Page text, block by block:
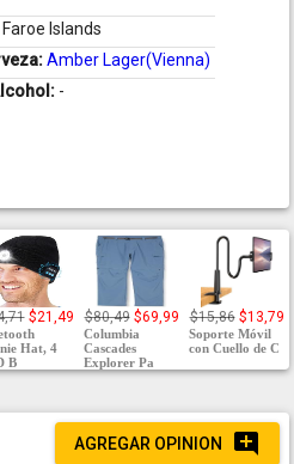
Faroe Islands
Amber Lager(Vienna)
-
$21,49
Hat, 4
B
$80,49 $69,99
Columbia
Cascades
Explorer Pa
$15,86 $13,79
Soporte Móvil
con Cuello de C
AGREGAR OPINION